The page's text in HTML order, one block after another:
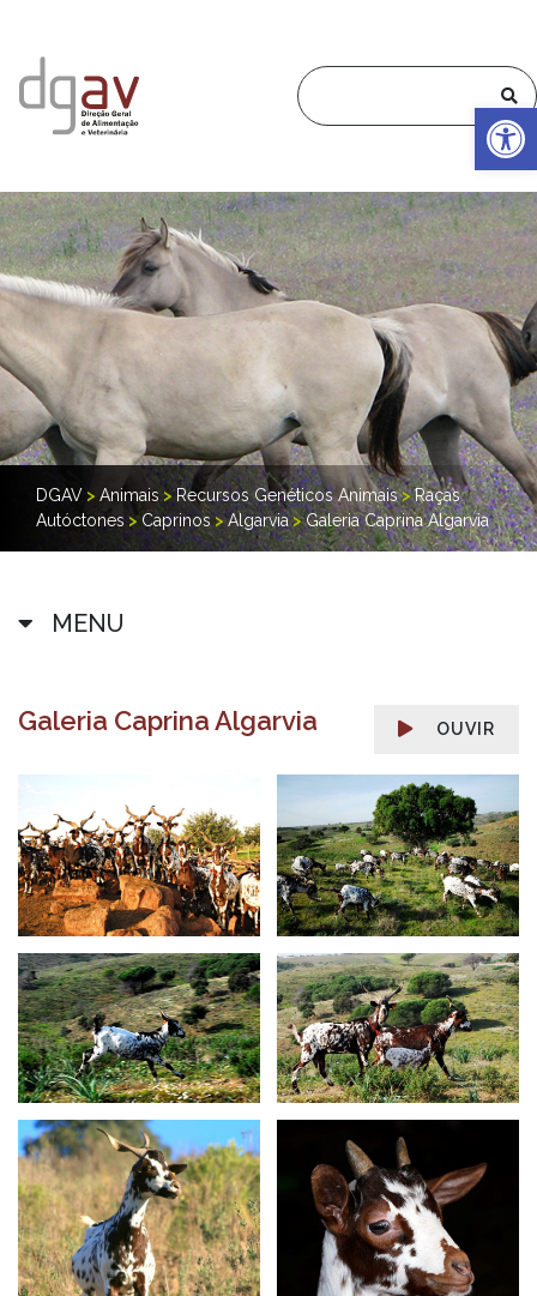
DGAV > Animais >Recursos Genéticos Animais>Raças
Autóctones > Caprinos>Algarvia>Galeria Caprina Algarvia
MENU
OUVIR
Galeria Caprina Algarvia